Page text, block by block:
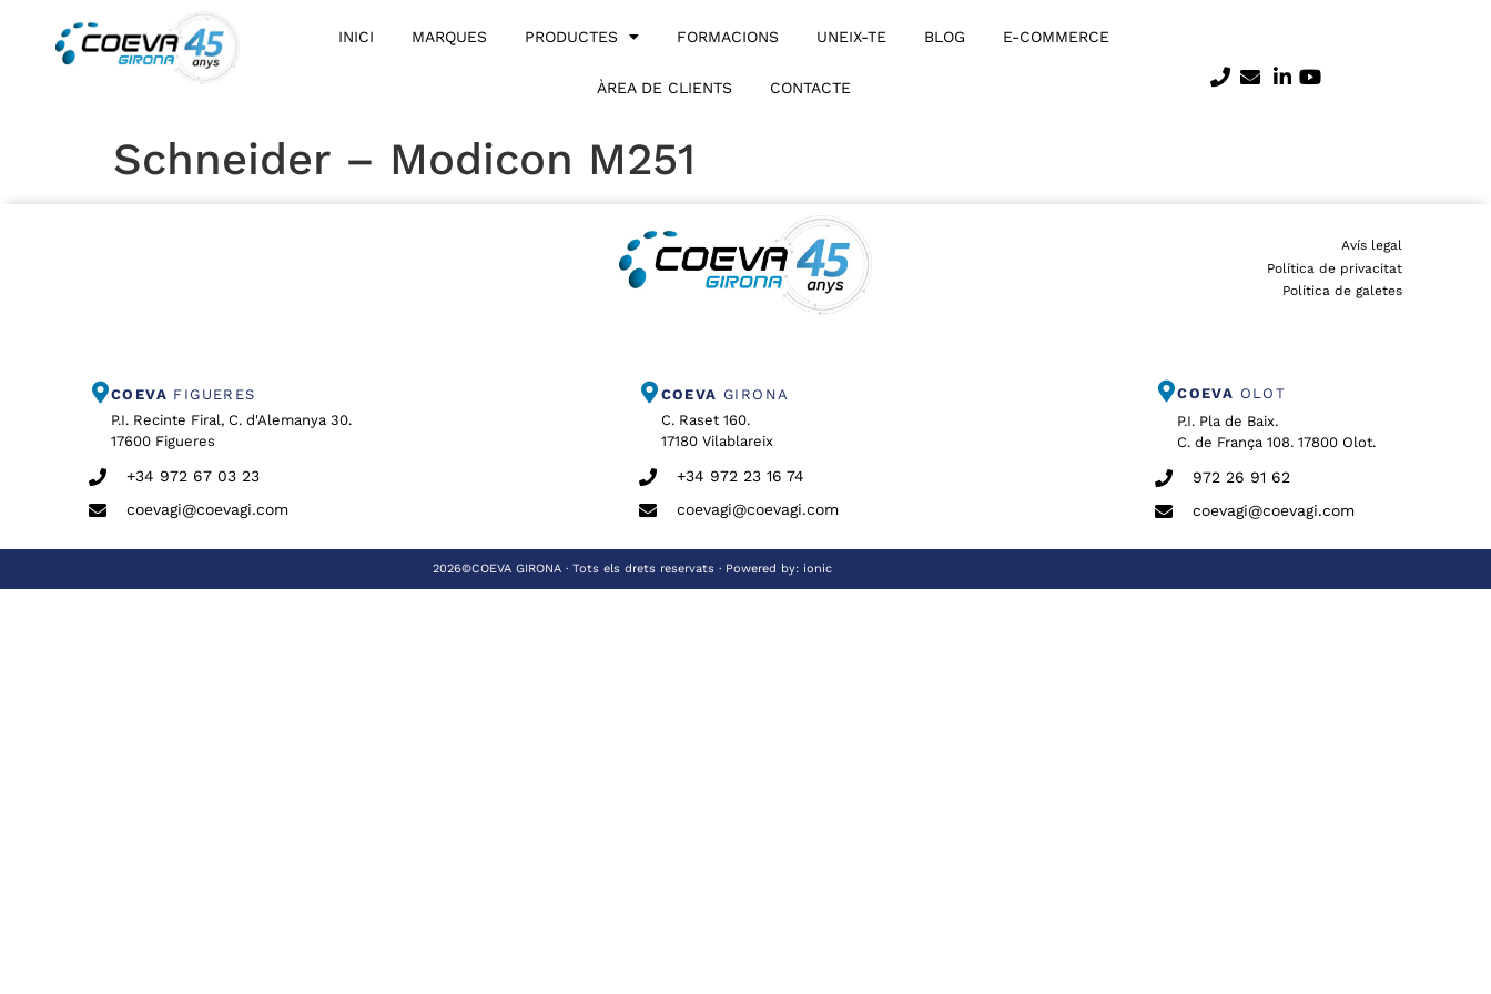
INICI MARQUES PRODUCTES FORMACIONS UNEIX-TE BLOG E-COMMERCE
ÀREA DE CLIENTS CONTACTE
Schneider – Modicon M251
Avís legal
Política de privacitat
Política de galetes
COEVA FIGUERES
P.I. Recinte Firal, C. d'Alemanya 30.
17600 Figueres
+34 972 67 03 23
coevagi@coevagi.com
COEVA GIRONA
C. Raset 160.
17180 Vilablareix
+34 972 23 16 74
coevagi@coevagi.com
COEVA OLOT
P.I. Pla de Baix.
C. de França 108. 17800 Olot.
972 26 91 62
coevagi@coevagi.com
2026©COEVA GIRONA · Tots els drets reservats · Powered by: ionic